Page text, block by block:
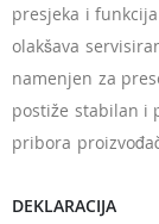
presjeka i
olakšava
namenjen za
postiže stabilan i
pribora
DEKLARACIJA